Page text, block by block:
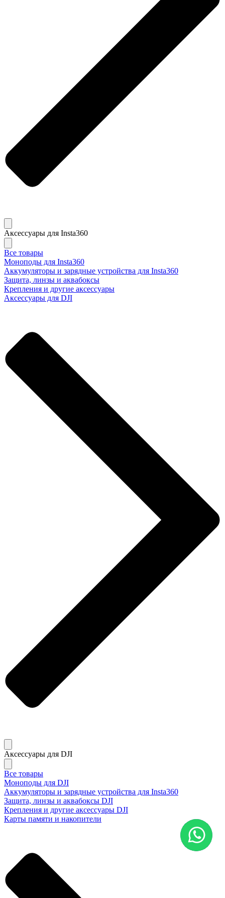
Аксессуары для Insta360
Все товары
Моноподы для Insta360
Аккумуляторы и зарядные устройства для Insta360
Защита, линзы и аквабоксы
Крепления и другие аксессуары
Аксессуары для DJI
Аксессуары для DJI
Все товары
Моноподы для DJI
Аккумуляторы и зарядные устройства для Insta360
Защита, линзы и аквабоксы DJI
Крепления и другие аксессуары DJI
Карты памяти и накопители